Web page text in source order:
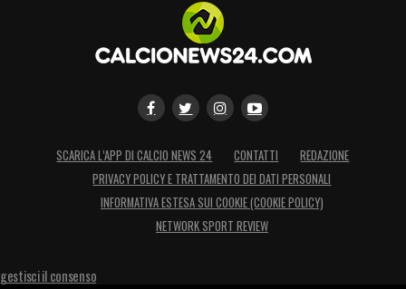
SCARICA L’APP DI CALCIO NEWS 24 CONTATTI
REDAZIONE
PRIVACY POLICY E TRATTAMENTO DEI DATI PERSONALI
INFORMATIVA ESTESA SUI COOKIE (COOKIE POLICY)
NETWORK SPORT REVIEW
gestisci il consenso